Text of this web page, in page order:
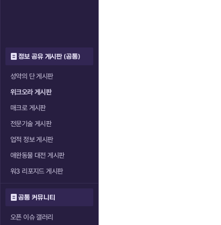
정보 공유 게시판 (공통)
성약의 단 게시판
위크오라 게시판
매크로 게시판
전문기술 게시판
업적 정보 게시판
애완동물 대전 게시판
워3 리포지드 게시판
공통 커뮤니티
오픈 이슈 갤러리